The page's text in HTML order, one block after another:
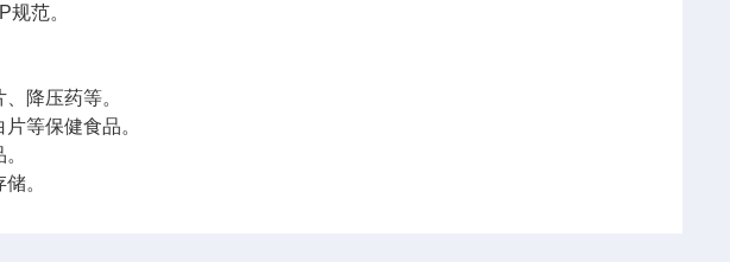
范。
降压药等。
等保健食品。
。